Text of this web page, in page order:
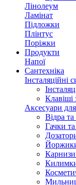
Лінолеум
Ламінат
Підложки
Плінтус
Поріжки
Продукти
Напої
Сантехніка
Інсталяційні
Клавіші
Аксесуари
Відра
Гачки
Йоржики
Карнизи